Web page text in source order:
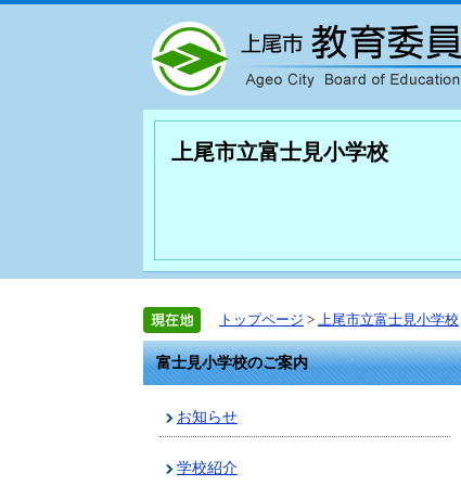
上尾市立富士見小学校
トップページ > 上尾市立富士見小学校
富士見小学校のご案内
お知らせ
学校紹介